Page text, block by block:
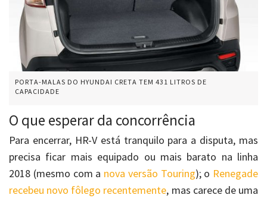
PORTA-MALAS DO HYUNDAI CRETA TEM 431 LITROS DE
CAPACIDADE
O que esperar da concorrência
Para encerrar, HR-V está tranquilo para a disputa, mas
precisa ficar mais equipado ou mais barato na linha
2018 (mesmo com a nova versão Touring); o Renegade
recebeu novo fôlego recentemente, mas carece de uma